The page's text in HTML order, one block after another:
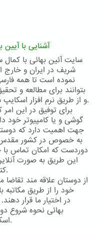
آشنایی با
سایت آئین بهائی با
شریف در ایران و خارج
نموده است تا همه فارسی
بتوانند برای مطالعه و
و از طریق نرم افزار اسکایپ سلسه کتب روحی را مطالعه نمایند.
برای توفیق در این
گوشی و یا کامپیوتر خود
جهت اهمیت دارد که
به خصوص در کشور مقدس
دوردست که امکان تماس با
این طریق به صورت
کتب روحی را در گروه مطالعه نمایند.
از دوستان علاقه مند
خود را از طریق مکاتبه
بهائی نحوه شروع
اسکایپ با شما هماهنگ خواهد نمود.